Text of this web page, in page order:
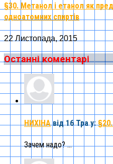
§30. Метанол і етанол як
одноатомних спиртів
22 Листопада, 2015
Останні коментарі
НИХІНА від 16 Трау:
Зачем надо? ...